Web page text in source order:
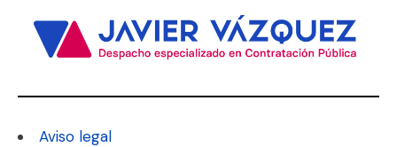
Aviso legal